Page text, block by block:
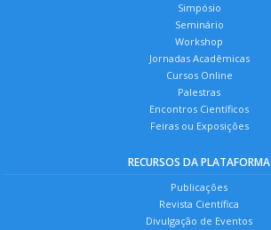
Simpósio
Seminário
Workshop
Jornadas Acadêmicas
Cursos Online
Palestras
Encontros Científicos
Feiras ou Exposições
RECURSOS DA PLATAFORMA
Publicações
Revista Científica
Divulgação de Eventos